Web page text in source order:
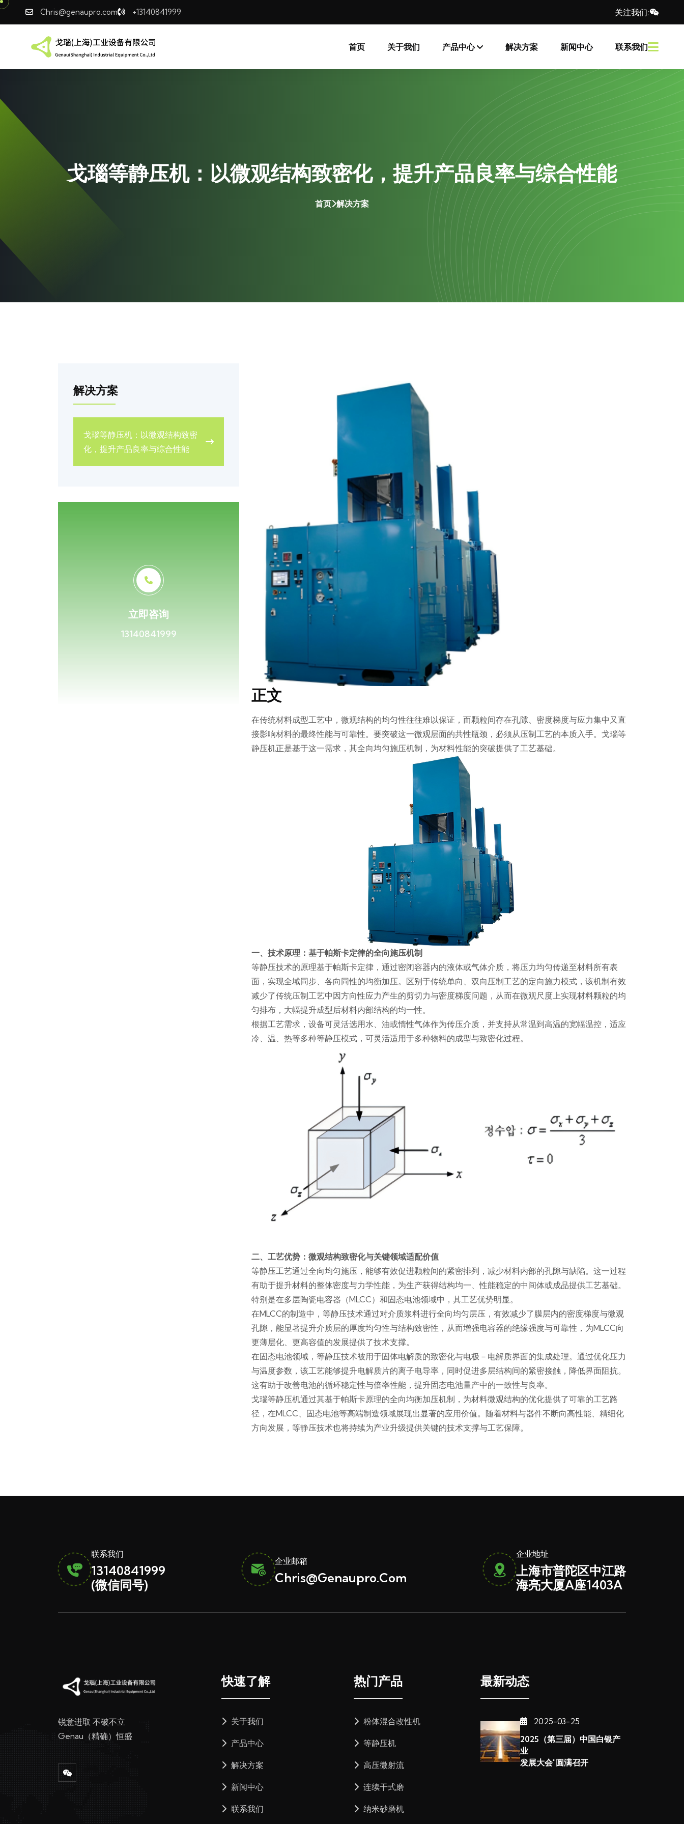
Chris@genaupro.com +13140841999 关注我们:
首页 关于我们 产品中心 解决方案 新闻中心 联系我们
戈瑙等静压机：以微观结构致密化，提升产品良率与综合性能
首页 解决方案
解决方案
戈瑙等静压机：以微观结构致密
化，提升产品良率与综合性能
立即咨询
13140841999
正文
在传统材料成型工艺中，微观结构的均匀性往往难以保证，而颗粒间存在孔隙、密度梯度与应力集中又直
接影响材料的最终性能与可靠性。要突破这一微观层面的共性瓶颈，必须从压制工艺的本质入手。戈瑙等
静压机正是基于这一需求，其全向均匀施压机制，为材料性能的突破提供了工艺基础。
一、技术原理：基于帕斯卡定律的全向施压机制
等静压技术的原理基于帕斯卡定律，通过密闭容器内的液体或气体介质，将压力均匀传递至材料所有表
面，实现全域同步、各向同性的均衡加压。区别于传统单向、双向压制工艺的定向施力模式，该机制有效
减少了传统压制工艺中因方向性应力产生的剪切力与密度梯度问题，从而在微观尺度上实现材料颗粒的均
匀排布，大幅提升成型后材料内部结构的均一性。
根据工艺需求，设备可灵活选用水、油或惰性气体作为传压介质，并支持从常温到高温的宽幅温控，适应
冷、温、热等多种等静压模式，可灵活适用于多种物料的成型与致密化过程。
二、工艺优势：微观结构致密化与关键领域适配价值
等静压工艺通过全向均匀施压，能够有效促进颗粒间的紧密排列，减少材料内部的孔隙与缺陷。这一过程
有助于提升材料的整体密度与力学性能，为生产获得结构均一、性能稳定的中间体或成品提供工艺基础。
特别是在多层陶瓷电容器（MLCC）和固态电池领域中，其工艺优势明显。
在MLCC的制造中，等静压技术通过对介质浆料进行全向均匀层压，有效减少了膜层内的密度梯度与微观
孔隙，能显著提升介质层的厚度均匀性与结构致密性，从而增强电容器的绝缘强度与可靠性，为MLCC向
更薄层化、更高容值的发展提供了技术支撑。
在固态电池领域，等静压技术被用于固体电解质的致密化与电极－电解质界面的集成处理。通过优化压力
与温度参数，该工艺能够提升电解质片的离子电导率，同时促进多层结构间的紧密接触，降低界面阻抗。
这有助于改善电池的循环稳定性与倍率性能，提升固态电池量产中的一致性与良率。
戈瑙等静压机通过其基于帕斯卡原理的全向均衡加压机制，为材料微观结构的优化提供了可靠的工艺路
径，在MLCC、固态电池等高端制造领域展现出显著的应用价值。随着材料与器件不断向高性能、精细化
方向发展，等静压技术也将持续为产业升级提供关键的技术支撑与工艺保障。
联系我们
13140841999
(微信同号)
企业邮箱
Chris@genaupro.com
企业地址
上海市普陀区中江路
海亮大厦A座1403A
锐意进取 不破不立
Genau（精确）恒盛
快速了解
关于我们
产品中心
解决方案
新闻中心
联系我们
热门产品
粉体混合改性机
等静压机
高压微射流
连续干式磨
纳米砂磨机
最新动态
2025-03-25
2025（第三届）中国白银产
业
发展大会"圆满召开